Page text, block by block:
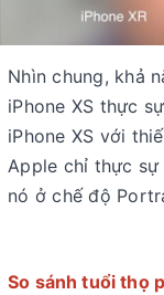
Nhìn chung, khả
iPhone XS thực
iPhone XS với
Apple chỉ thực
nó ở chế độ
So sánh tuổi thọ